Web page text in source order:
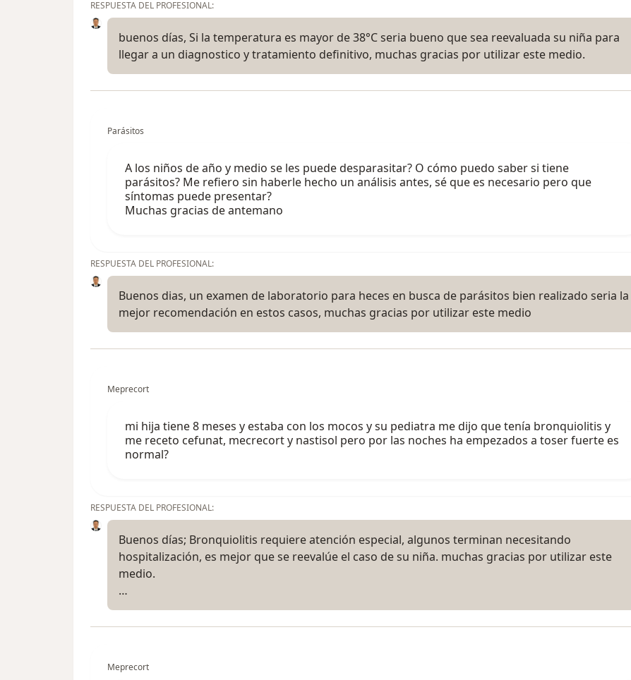
RESPUESTA DEL PROFESIONAL:
buenos días, Si la temperatura es mayor de 38°C seria bueno que sea reevaluada su niña para
llegar a un diagnostico y tratamiento definitivo, muchas gracias por utilizar este medio.
Parásitos
A los niños de año y medio se les puede desparasitar? O cómo puedo saber si tiene
parásitos? Me refiero sin haberle hecho un análisis antes, sé que es necesario pero que
síntomas puede presentar?
Muchas gracias de antemano
RESPUESTA DEL PROFESIONAL:
Buenos dias, un examen de laboratorio para heces en busca de parásitos bien realizado seria la
mejor recomendación en estos casos, muchas gracias por utilizar este medio
Meprecort
mi hija tiene 8 meses y estaba con los mocos y su pediatra me dijo que tenía bronquiolitis y
me receto cefunat, mecrecort y nastisol pero por las noches ha empezados a toser fuerte es
normal?
RESPUESTA DEL PROFESIONAL:
Buenos días; Bronquiolitis requiere atención especial, algunos terminan necesitando
hospitalización, es mejor que se reevalúe el caso de su niña. muchas gracias por utilizar este
medio.
…
Meprecort